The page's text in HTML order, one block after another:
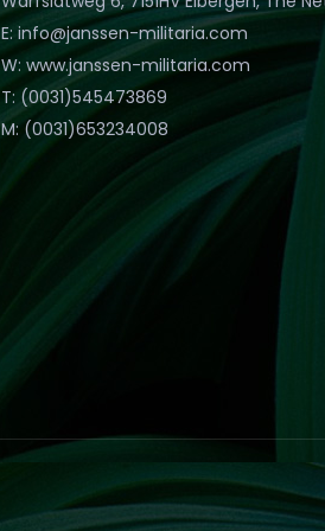
E: info@janssen-militaria.com
W: www.janssen-militaria.com
T: (0031)545473869
M: (0031)653234008